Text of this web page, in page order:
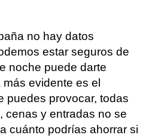
no hay datos
estar seguros de
noche puede darte
evidente es el
puedes provocar, todas
cenas y entradas no se
cuánto podrías ahorrar si